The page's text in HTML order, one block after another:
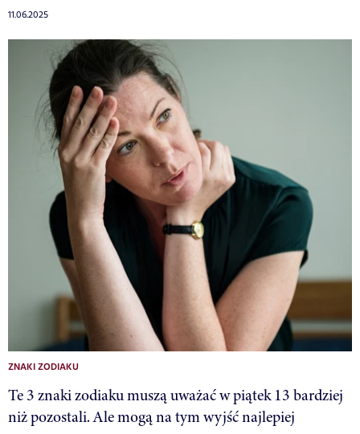
11.06.2025
ZNAKI ZODIAKU
Te 3 znaki zodiaku muszą uważać w piątek 13 bardziej
niż pozostali. Ale mogą na tym wyjść najlepiej